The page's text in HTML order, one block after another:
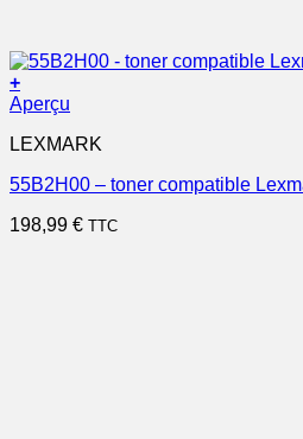
+
Aperçu
LEXMARK
55B2H00 – toner compatible
198,99 € TTC